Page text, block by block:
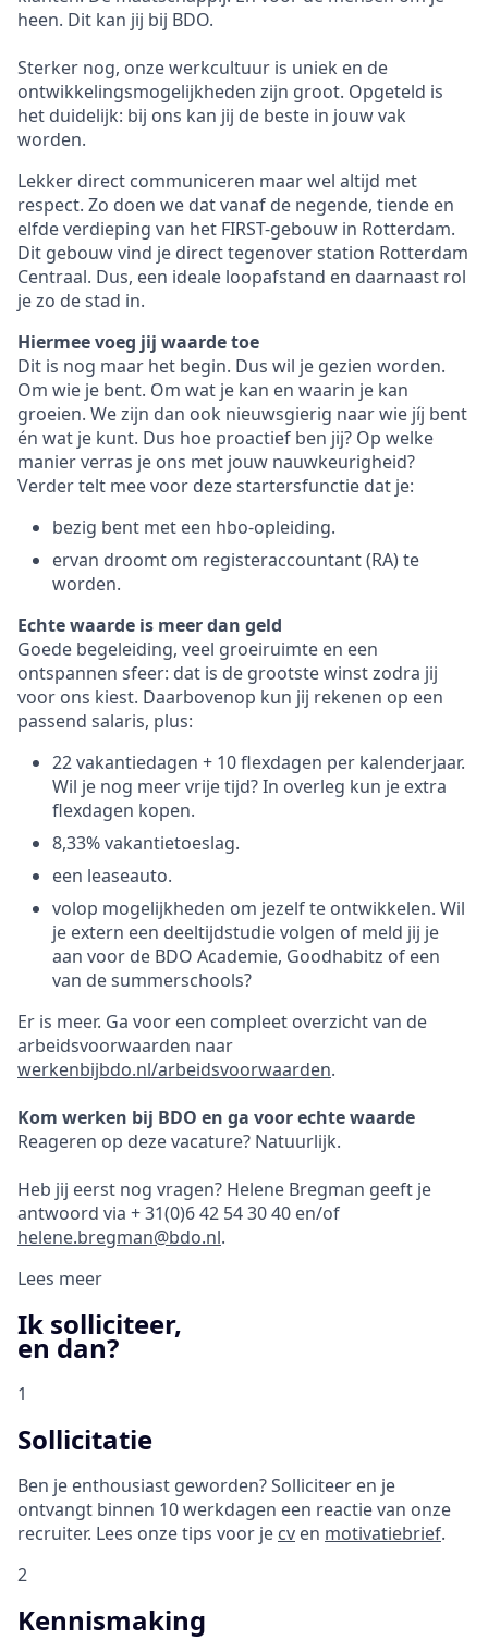
heen. Dit kan jij bij BDO.
Sterker nog, onze werkcultuur is uniek en de
ontwikkelingsmogelijkheden zijn groot. Opgeteld is
het duidelijk: bij ons kan jij de beste in jouw vak
worden.
Lekker direct communiceren maar wel altijd met
respect. Zo doen we dat vanaf de negende, tiende en
elfde verdieping van het FIRST-gebouw in Rotterdam.
Dit gebouw vind je direct tegenover station Rotterdam
Centraal. Dus, een ideale loopafstand en daarnaast rol
je zo de stad in.
Hiermee voeg jij waarde toe
Dit is nog maar het begin. Dus wil je gezien worden.
Om wie je bent. Om wat je kan en waarin je kan
groeien. We zijn dan ook nieuwsgierig naar wie jíj bent
én wat je kunt. Dus hoe proactief ben jij? Op welke
manier verras je ons met jouw nauwkeurigheid?
Verder telt mee voor deze startersfunctie dat je:
bezig bent met een hbo-opleiding.
ervan droomt om registeraccountant (RA) te
worden.
Echte waarde is meer dan geld
Goede begeleiding, veel groeiruimte en een
ontspannen sfeer: dat is de grootste winst zodra jij
voor ons kiest. Daarbovenop kun jij rekenen op een
passend salaris, plus:
22 vakantiedagen + 10 flexdagen per kalenderjaar.
Wil je nog meer vrije tijd? In overleg kun je extra
flexdagen kopen.
8,33% vakantietoeslag.
een leaseauto.
volop mogelijkheden om jezelf te ontwikkelen. Wil
je extern een deeltijdstudie volgen of meld jij je
aan voor de BDO Academie, Goodhabitz of een
van de summerschools?
Er is meer. Ga voor een compleet overzicht van de
arbeidsvoorwaarden naar
werkenbijbdo.nl/arbeidsvoorwaarden.
Kom werken bij BDO en ga voor echte waarde
Reageren op deze vacature? Natuurlijk.
Heb jij eerst nog vragen? Helene Bregman geeft je
antwoord via + 31(0)6 42 54 30 40 en/of
helene.bregman@bdo.nl.
Lees meer
Ik solliciteer,
en dan?
1
Sollicitatie
Ben je enthousiast geworden? Solliciteer en je
ontvangt binnen 10 werkdagen een reactie van onze
recruiter. Lees onze tips voor je cv en motivatiebrief.
2
Kennismaking